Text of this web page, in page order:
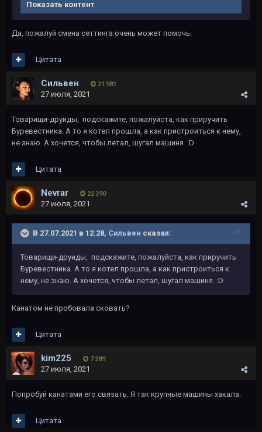
Показать контент
Да, пожалуй смена сеттинга очень может помочь.
Цитата
Сильвен 21 981
27 июля, 2021
Товарищи-друиды, подскажите, пожалуйста, как приручить
Буревестника. А то я котел прошла, а как пристроиться к нему,
не знаю. А хочется, чтобы летал, шугал машиня :D
Цитата
Nevrar 22 390
27 июля, 2021
В 27.07.2021 в 12:28, Сильвен сказал:
Товарищи-друиды, подскажите, пожалуйста, как приручить
Буревестника. А то я котел прошла, а как пристроиться к
нему, не знаю. А хочется, чтобы летал, шугал машиня :D
Канатом не пробовала сковать?
Цитата
kim225 7 289
27 июля, 2021
Попробуй канатами его связать. Я так крупные машины хакала.
Цитата